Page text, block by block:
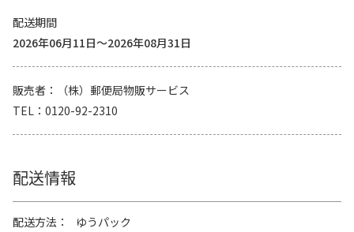
配送期間
2026年06月11日～2026年08月31日
販売者
（株）郵便局物販サービス
TEL
0120-92-2310
配送情報
配送方法
ゆうパック